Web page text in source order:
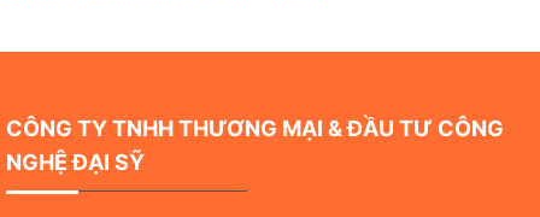
CÔNG TY TNHH THƯƠNG MẠI & ĐẦU TƯ CÔNG
NGHỆ ĐẠI SỸ